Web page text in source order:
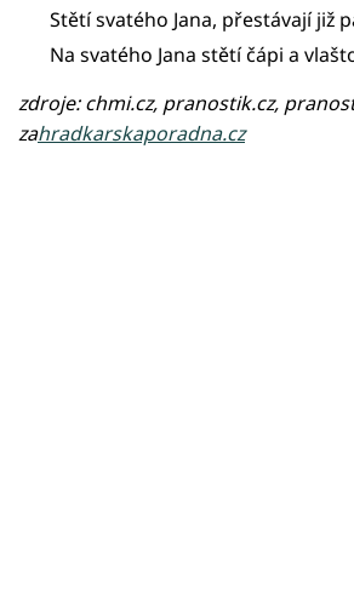
Stětí svatého Jana, přestávají již
Na svatého Jana stětí čápi a
zdroje: chmi.cz, pranostik.cz,
zahradkarskaporadna.cz